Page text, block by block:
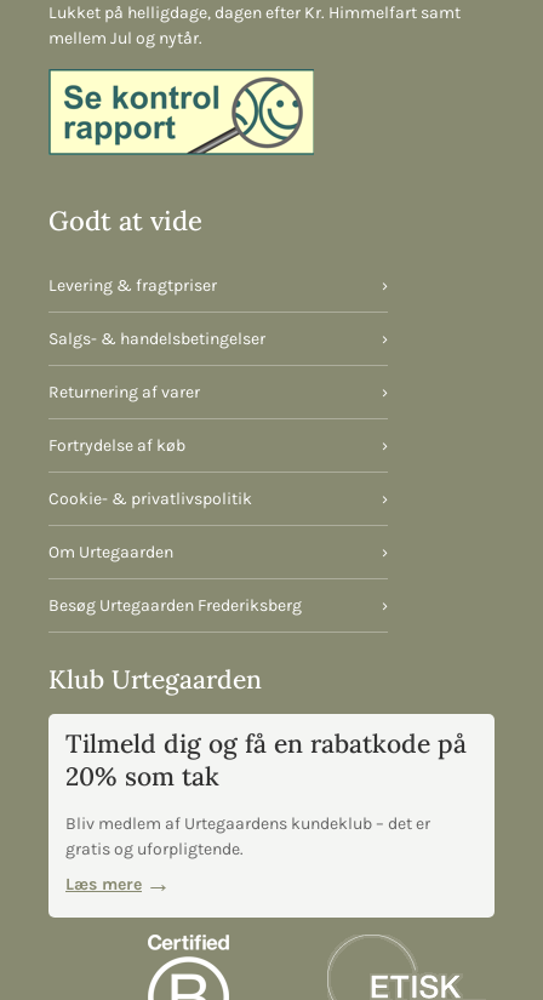
Lukket på helligdage, dagen efter Kr. Himmelfart samt
mellem Jul og nytår.
Godt at vide
Levering & fragtpriser ›
Salgs- & handelsbetingelser ›
Returnering af varer ›
Fortrydelse af køb ›
Cookie- & privatlivspolitik ›
Om Urtegaarden ›
Besøg Urtegaarden Frederiksberg ›
Klub Urtegaarden
Tilmeld dig og få en rabatkode på
20% som tak
Bliv medlem af Urtegaardens kundeklub – det er
gratis og uforpligtende.
Læs mere